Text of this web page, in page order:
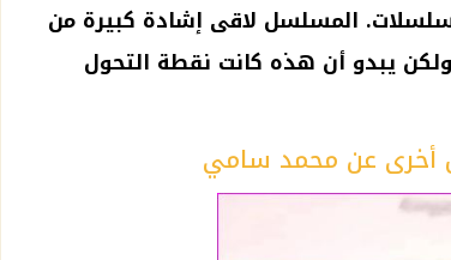
المسلسل لاقى إشادة كبيرة من
يبدو أن هذه كانت نقطة التحول
أخرى عن محمد سامي